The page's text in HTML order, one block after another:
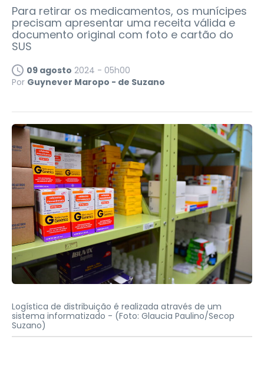
Para retirar os medicamentos, os munícipes
precisam apresentar uma receita válida e
documento original com foto e cartão do
SUS
09 agosto 2024 - 05h00
Por Guynever Maropo - de Suzano
Logística de distribuição é realizada através de um
sistema informatizado - (Foto: Glaucia Paulino/Secop
Suzano)